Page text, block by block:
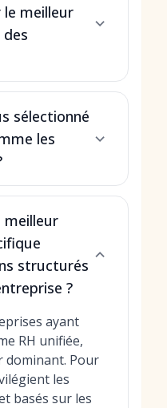
le meilleur
sélectionné
les
meilleur
structurés
?
ayant
RH unifiée,
dominant. Pour
les
basés sur les